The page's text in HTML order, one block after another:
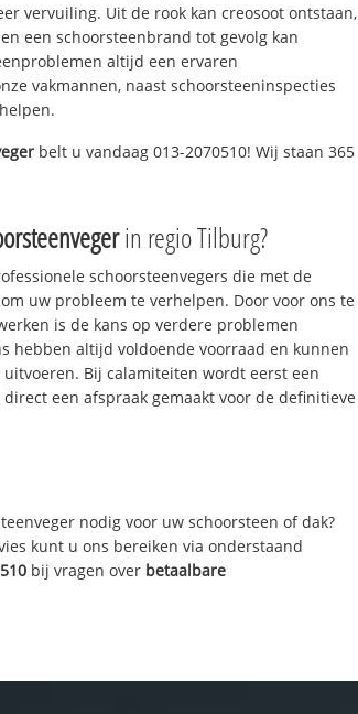
vervuiling. Uit de rook kan creosoot ontstaan,
een schoorsteenbrand tot gevolg kan
altijd een ervaren
vakmannen, naast schoorsteeninspecties
belt u vandaag 013-2070510! Wij staan 365
in regio Tilburg?
schoorsteenvegers die met de
uw probleem te verhelpen. Door voor ons te
is de kans op verdere problemen
hebben altijd voldoende voorraad en kunnen
Bij calamiteiten wordt eerst een
een afspraak gemaakt voor de definitieve
nodig voor uw schoorsteen of dak?
kunt u ons bereiken via onderstaand
bij vragen over betaalbare